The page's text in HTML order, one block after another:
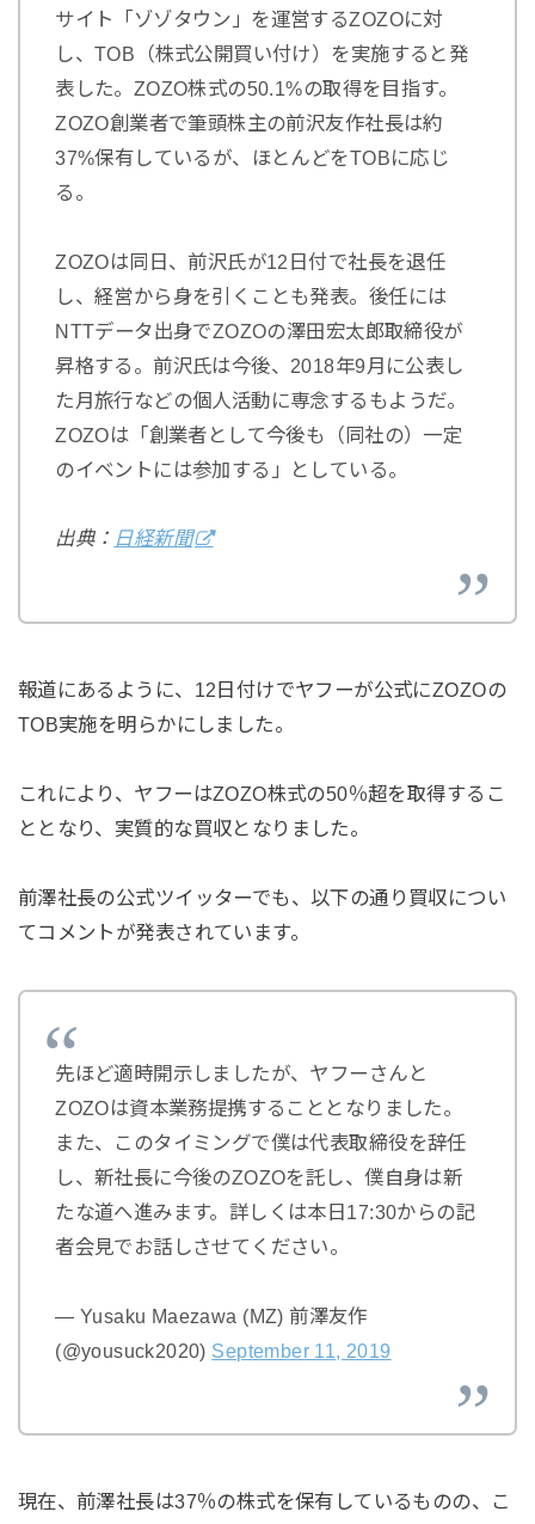
サイト「ゾゾタウン」を運営するZOZOに対
し、TOB（株式公開買い付け）を実施すると発
表した。ZOZO株式の50.1%の取得を目指す。
ZOZO創業者で筆頭株主の前沢友作社長は約
37%保有しているが、ほとんどをTOBに応じ
る。
ZOZOは同日、前沢氏が12日付で社長を退任
し、経営から身を引くことも発表。後任には
NTTデータ出身でZOZOの澤田宏太郎取締役が
昇格する。前沢氏は今後、2018年9月に公表し
た月旅行などの個人活動に専念するもようだ。
ZOZOは「創業者として今後も（同社の）一定
のイベントには参加する」としている。
出典： 日経新聞
報道にあるように、12日付けでヤフーが公式にZOZOの
TOB実施を明らかにしました。
これにより、ヤフーはZOZO株式の50％超を取得するこ
ととなり、実質的な買収となりました。
前澤社長の公式ツイッターでも、以下の通り買収につい
てコメントが発表されています。
先ほど適時開示しましたが、ヤフーさんと
ZOZOは資本業務提携することとなりました。
また、このタイミングで僕は代表取締役を辞任
し、新社長に今後のZOZOを託し、僕自身は新
たな道へ進みます。詳しくは本日17:30からの記
者会見でお話しさせてください。
— Yusaku Maezawa (MZ) 前澤友作
(@yousuck2020) September 11, 2019
現在、前澤社長は37％の株式を保有しているものの、こ